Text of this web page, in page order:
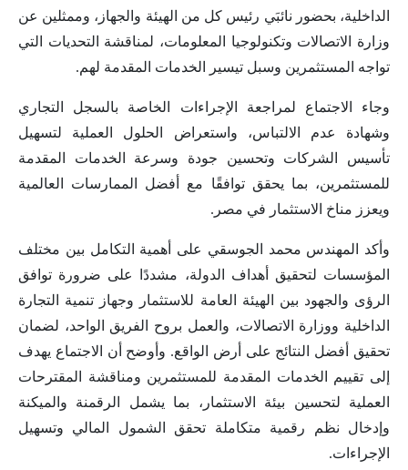
الداخلية، بحضور نائبَي رئيس كل من الهيئة والجهاز، وممثلين عن
وزارة الاتصالات وتكنولوجيا المعلومات، لمناقشة التحديات التي
تواجه المستثمرين وسبل تيسير الخدمات المقدمة لهم.
وجاء الاجتماع لمراجعة الإجراءات الخاصة بالسجل التجاري
وشهادة عدم الالتباس، واستعراض الحلول العملية لتسهيل
تأسيس الشركات وتحسين جودة وسرعة الخدمات المقدمة
للمستثمرين، بما يحقق توافقًا مع أفضل الممارسات العالمية
ويعزز مناخ الاستثمار في مصر.
وأكد المهندس محمد الجوسقي على أهمية التكامل بين مختلف
المؤسسات لتحقيق أهداف الدولة، مشددًا على ضرورة توافق
الرؤى والجهود بين الهيئة العامة للاستثمار وجهاز تنمية التجارة
الداخلية ووزارة الاتصالات، والعمل بروح الفريق الواحد، لضمان
تحقيق أفضل النتائج على أرض الواقع. وأوضح أن الاجتماع يهدف
إلى تقييم الخدمات المقدمة للمستثمرين ومناقشة المقترحات
العملية لتحسين بيئة الاستثمار، بما يشمل الرقمنة والميكنة
وإدخال نظم رقمية متكاملة تحقق الشمول المالي وتسهيل
الإجراءات.